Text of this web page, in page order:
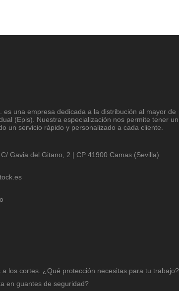
. es una empresa dedicada a la distribución al mayor de
(Epis). Nuestra especialización nos permite tener un
un servicio rápido y personalizado a cada cliente.
Gavia del Gitano, 2 | CP 41900 Camas (Sevilla)
los cortes. ¿Qué protección necesitas para tu trabajo?
en guantes de seguridad?